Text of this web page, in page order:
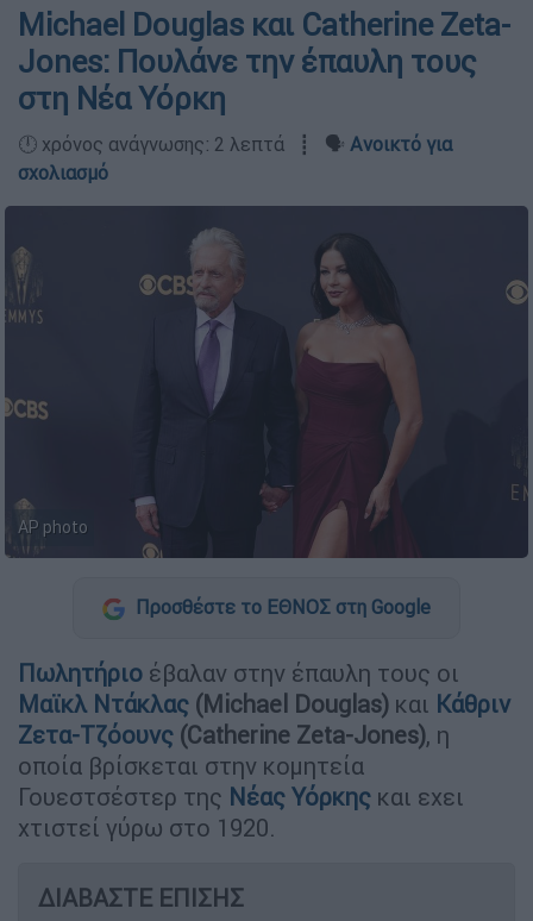
Michael Douglas και Catherine Zeta-
Jones: Πουλάνε την έπαυλη τους
στη Νέα Υόρκη
🕛 χρόνος ανάγνωσης: 2 λεπτά ┋ 🗣️ Ανοικτό για
σχολιασμό
ΑP photo
Προσθέστε το ΕΘΝΟΣ στη Google
Πωλητήριο έβαλαν στην έπαυλη τους οι
Μαϊκλ Ντάκλας (Michael Douglas) και Κάθριν
Ζετα-Τζόουνς (Catherine Zeta-Jones), η
οποία βρίσκεται στην κομητεία
Γουεστσέστερ της Νέας Υόρκης και εχει
χτιστεί γύρω στο 1920.
ΔΙΑΒΑΣΤΕ ΕΠΙΣΗΣ